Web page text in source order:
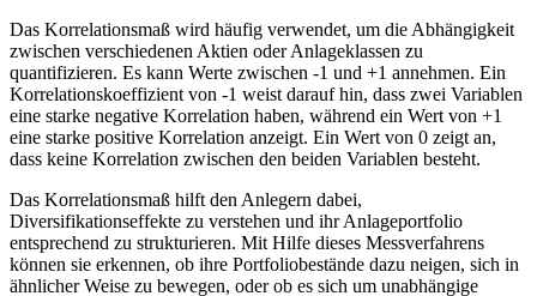
Das Korrelationsmaß wird häufig verwendet, um die Abhängigkeit
zwischen verschiedenen Aktien oder Anlageklassen zu
quantifizieren. Es kann Werte zwischen -1 und +1 annehmen. Ein
Korrelationskoeffizient von -1 weist darauf hin, dass zwei Variablen
eine starke negative Korrelation haben, während ein Wert von +1
eine starke positive Korrelation anzeigt. Ein Wert von 0 zeigt an,
dass keine Korrelation zwischen den beiden Variablen besteht.
Das Korrelationsmaß hilft den Anlegern dabei,
Diversifikationseffekte zu verstehen und ihr Anlageportfolio
entsprechend zu strukturieren. Mit Hilfe dieses Messverfahrens
können sie erkennen, ob ihre Portfoliobestände dazu neigen, sich in
ähnlicher Weise zu bewegen, oder ob es sich um unabhängige